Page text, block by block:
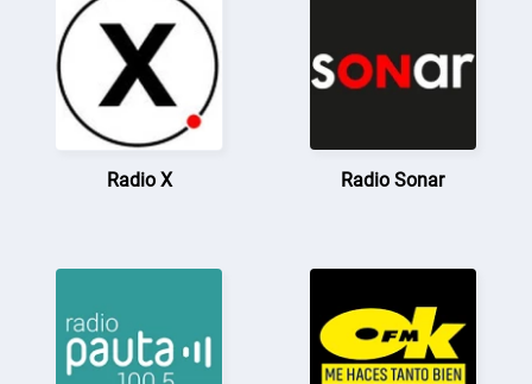
Radio X Radio Sonar